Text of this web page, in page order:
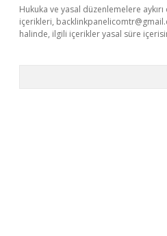
Hukuka ve yasal düzenlemelere
içerikleri,
halinde, ilgili içerikler yasal süre